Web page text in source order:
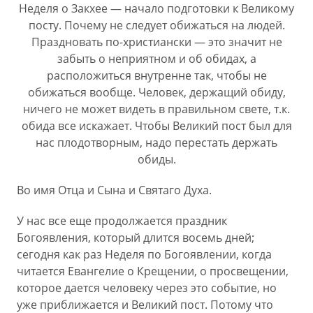
Неделя о Закхее — начало подготовки к Великому
посту. Почему не следует обижаться на людей.
Праздновать по-христиански — это значит не
забыть о неприятном и об обидах, а
расположиться внутренне так, чтобы не
обижаться вообще. Человек, держащий обиду,
ничего не может видеть в правильном свете, т.к.
обида все искажает. Чтобы Великий пост был для
нас плодотворным, надо перестать держать
обиды.
Во имя Отца и Сына и Святаго Духа.
У нас все еще продолжается праздник
Богоявления, который длится восемь дней;
сегодня как раз Неделя по Богоявлении, когда
читается Евангелие о Крещении, о просвещении,
которое дается человеку через это событие, но
уже приближается и Великий пост. Потому что